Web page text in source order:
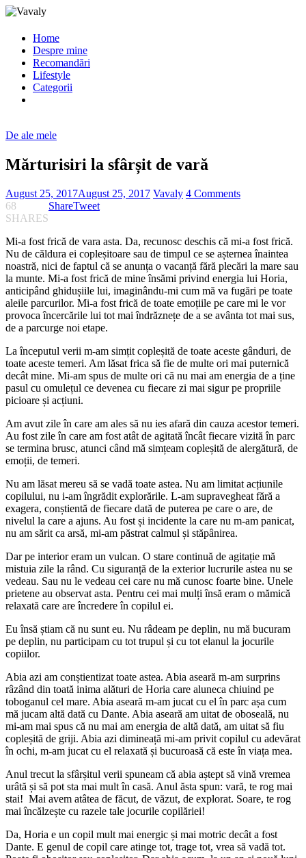
Home
Despre mine
Recomandări
Lifestyle
Categorii
De ale mele
Mărturisiri la sfârșit de vară
August 25, 2017August 25, 2017 Vavaly 4 Comments
68
SHARES
ShareTweet
Mi-a fost frică de vara asta. Da, recunosc deschis că mi-a fost frică.
Nu de căldura ei copleșitoare sau de timpul ce se așternea înaintea
noastră, nici de faptul că se anunța o vacanță fără plecări la mare sau
la munte. Mi-a fost frică de mine însămi privind energia lui Horia,
anticipând ghidușiile lui, imaginându-mi cum mă va fugări pe toate
aleile parcurilor. Mi-a fost frică de toate emoțiile pe care mi le vor
provoca încercările lui tot mai îndrăznețe de a se avânta tot mai sus,
de a parcurge noi etape.
La începutul verii m-am simțit copleșită de toate aceste gânduri, de
toate aceste temeri. Am lăsat frica să fie de multe ori mai puternică
decât mine. Mi-am spus de multe ori că nu mai am energia de a ține
pasul cu omulețul ce devenea cu fiecare zi mai sigur pe propriile
picioare și acțiuni.
Am avut zile în care am ales să nu ies afară din cauza acestor temeri.
Au fost zile în care am fost atât de agitată încât fiecare vizită în parc
se termina brusc, atunci când mă simțeam copleșită de alergătură, de
emoții, de temeri.
Nu am lăsat mereu să se vadă toate astea. Nu am limitat acțiunile
copilului, nu i-am îngrădit explorările. L-am supravegheat fără a
exagera, conștientă de fiecare dată de puterea pe care o are, de
nivelul la care a ajuns. Au fost și incidente la care nu m-am panicat,
nu am sărit ca arsă, mi-am păstrat calmul și stăpânirea.
Dar pe interior eram un vulcan. O stare continuă de agitație mă
mistuia zile la rând. Cu siguranță de la exterior lucrurile astea nu se
vedeau. Sau nu le vedeau cei care nu mă cunosc foarte bine. Unele
prietene au observat asta. Pentru cei mai mulți însă eram o mămică
relaxată care are încredere în copilul ei.
Eu însă știam că nu sunt eu. Nu râdeam pe deplin, nu mă bucuram
pe deplin, nu participam cu tot trupul și cu tot elanul la jocurile
copiilor.
Abia azi am conștientizat toate astea. Abia aseară m-am surprins
râzând din toată inima alături de Horia care aluneca chiuind pe
toboganul cel mare. Abia aseară m-am jucat cu el în parc așa cum
mă jucam altă dată cu Dante. Abia aseară am uitat de oboseală, nu
mi-am mai spus că nu mai am energia de altă dată, am uitat să fiu
copleșită de griji. Abia azi dimineață mi-am privit copilul cu adevărat
în ochi, m-am jucat cu el relaxată și bucuroasă că este în viața mea.
Anul trecut la sfârșitul verii spuneam că abia aștept să vină vremea
urâtă și să pot sta mai mult în casă. Anul ăsta spun: vară, te rog mai
stai! Mai avem atâtea de făcut, de văzut, de explorat. Soare, te rog
mai încălzește cu razele tale jocurile copilăriei!
Da, Horia e un copil mult mai energic și mai motric decât a fost
Dante. E genul de copil care atinge tot, trage tot, vrea să vadă tot.